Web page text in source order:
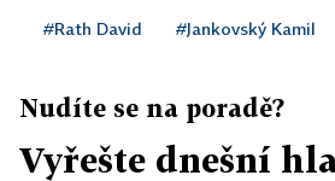
#Rath David #Jankovský Kamil
Nudíte se na poradě?
Vyřešte dnešní